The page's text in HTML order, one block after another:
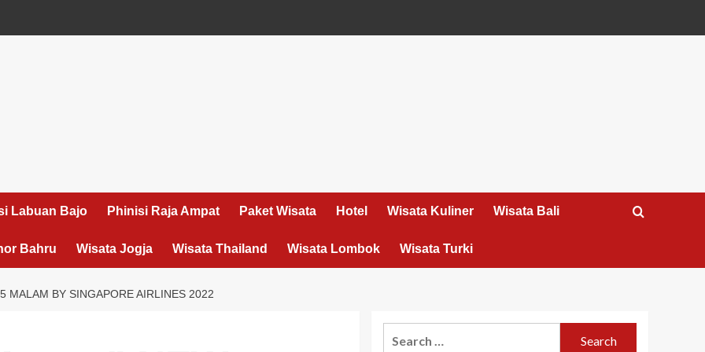
Labuan Bajo Phinisi Raja Ampat Paket Wisata Hotel Wisata Kuliner Wisata Bali
Bahru Wisata Jogja Wisata Thailand Wisata Lombok Wisata Turki
MALAM BY SINGAPORE AIRLINES 2022